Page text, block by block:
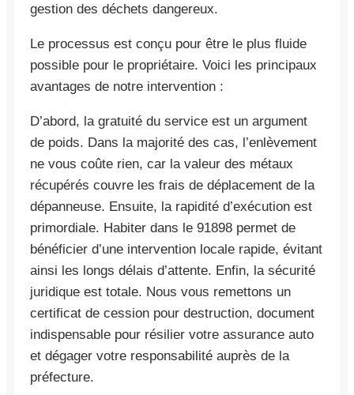
gestion des déchets dangereux.
Le processus est conçu pour être le plus fluide
possible pour le propriétaire. Voici les principaux
avantages de notre intervention :
D’abord, la gratuité du service est un argument
de poids. Dans la majorité des cas, l’enlèvement
ne vous coûte rien, car la valeur des métaux
récupérés couvre les frais de déplacement de la
dépanneuse. Ensuite, la rapidité d’exécution est
primordiale. Habiter dans le 91898 permet de
bénéficier d’une intervention locale rapide, évitant
ainsi les longs délais d’attente. Enfin, la sécurité
juridique est totale. Nous vous remettons un
certificat de cession pour destruction, document
indispensable pour résilier votre assurance auto
et dégager votre responsabilité auprès de la
préfecture.